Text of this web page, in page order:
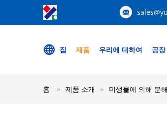
집 제품 우리에 대하여 공
홈 제품 소개 미생물에 의해 분